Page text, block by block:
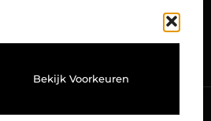
Bekijk Voorkeuren